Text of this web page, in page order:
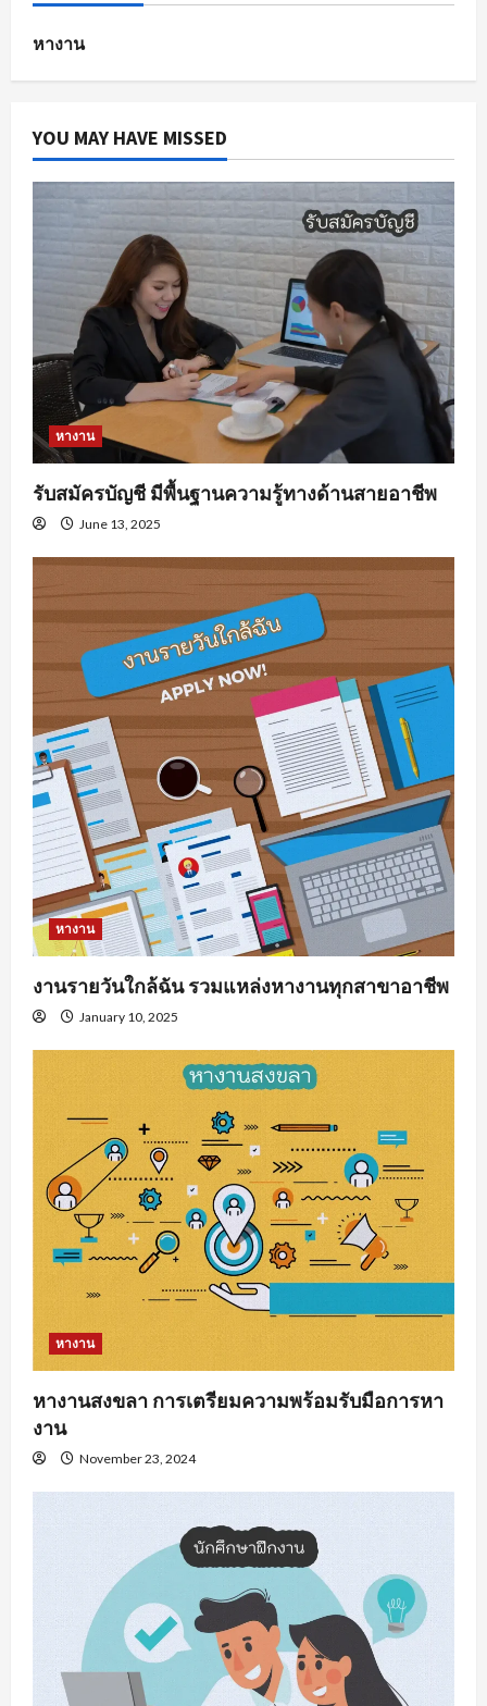
หางาน
YOU MAY HAVE MISSED
หางาน
รับสมัครบัญชี มีพื้นฐานความรู้ทางด้านสายอาชีพ
June 13, 2025
หางาน
งานรายวันใกล้ฉัน รวมแหล่งหางานทุกสาขาอาชีพ
January 10, 2025
หางาน
หางานสงขลา การเตรียมความพร้อมรับมือการหา
งาน
November 23, 2024